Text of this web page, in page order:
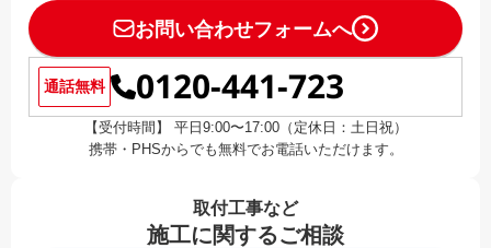
お問い合わせフォームへ
通話無料 0120-441-723
【受付時間】 平日9:00〜17:00（定休日：土日祝）
携帯・PHSからでも無料でお電話いただけます。
取付工事など
施工に関するご相談